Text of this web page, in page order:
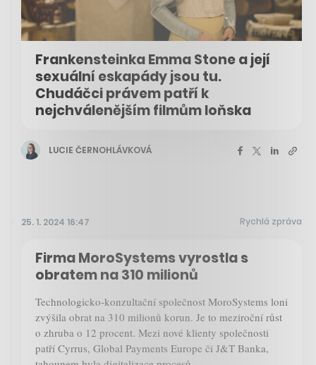
Frankensteinka Emma Stone a její
sexuální eskapády jsou tu.
Chudáčci právem patří k
nejchválenějším filmům loňska
LUCIE ČERNOHLÁVKOVÁ
25. 1. 2024 16:47 Rychlá zpráva
Firma MoroSystems vyrostla s
obratem na 310 milionů
Technologicko-konzultační společnost MoroSystems loni
zvýšila obrat na 310 milionů korun. Je to meziroční růst
o zhruba o 12 procent. Mezi nové klienty společnosti
patří Cyrrus, Global Payments Europe či J&T Banka,